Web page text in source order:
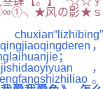
风の影★ｓ
，
；
，
。